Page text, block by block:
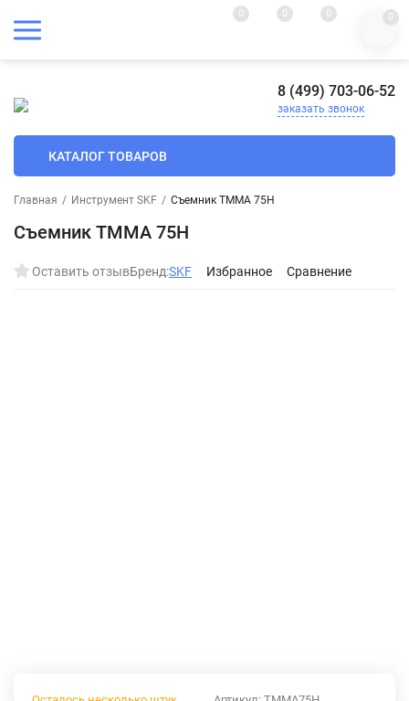
0 0 0 0
8 (499) 703-06-52
заказать звонок
КАТАЛОГ ТОВАРОВ
Главная / Инструмент SKF / Съемник TMMA 75H
Съемник TMMA 75H
Оставить отзывБренд:SKF Избранное Сравнение